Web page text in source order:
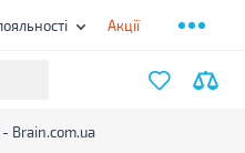
Акції
Brain.com.ua